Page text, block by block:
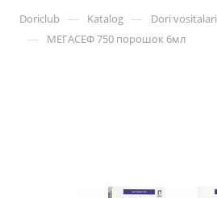
Doriclub — Katalog — Dori vositalari
— МЕГАСЕФ 750 порошок 6мл